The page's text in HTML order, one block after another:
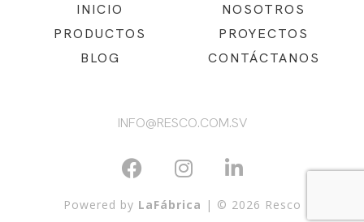
INICIO
NOSOTROS
PRODUCTOS
PROYECTOS
BLOG
CONTÁCTANOS
INFO@RESCO.COM.SV
Powered by LaFábrica | © 2026 Resco